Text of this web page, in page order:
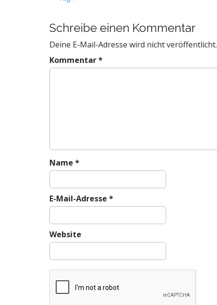
s
t
n
a
v
o
n
Schreibe einen Kommentar
Deine E-Mail-Adresse wird nicht veröffentlicht.
Kommentar*
Name *
E-Mail-Adresse *
Website